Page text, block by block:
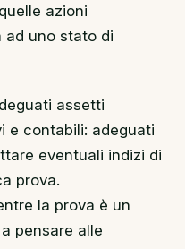
azioni
ad uno stato di
assetti
e contabili: adeguati
eventuali indizi di
prova.
la prova è un
pensare alle